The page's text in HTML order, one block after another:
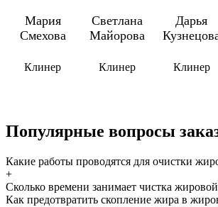
Мария
Смехова
Клинер
Светлана
Майорова
Клинер
Дарья
Клинер
Популярные вопросы
Какие работы проводятся для очистки
+
Сколько времени занимает чистка
Как предотвратить скопление жира в